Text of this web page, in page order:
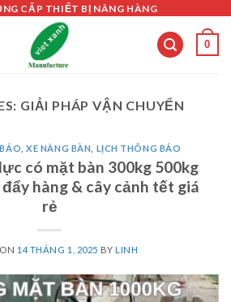
CẤP THIẾT BỊ NÂNG HÀNG
0
GIẢI PHÁP VẬN CHUYỂN
,XE NÂNG BÀN LỊCH THÔNG BÁO
có mặt bàn 300kg 500kg
hàng & cây cảnh tết giá
rẻ
14 THÁNG 1, 2025 BYLINH